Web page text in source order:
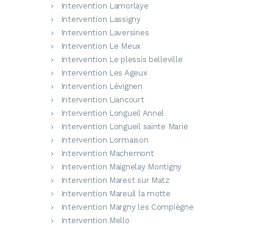
Intervention Lamorlaye
Intervention Lassigny
Intervention Laversines
Intervention Le Meux
Intervention Le plessis belleville
Intervention Les Ageux
Intervention Lévignen
Intervention Liancourt
Intervention Longueil Annel
Intervention Longueil sainte Marie
Intervention Lormaison
Intervention Machemont
Intervention Maignelay Montigny
Intervention Marest sur Matz
Intervention Mareuil la motte
Intervention Margny les Compiègne
Intervention Mello